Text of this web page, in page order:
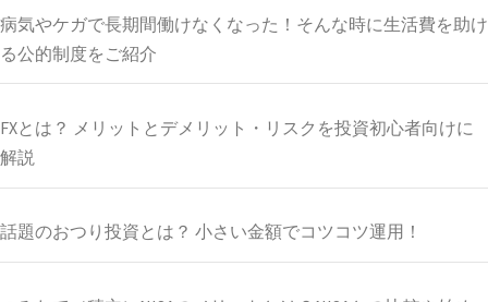
病気やケガで長期間働けなくなった！そんな時に生活費を助け
る公的制度をご紹介
FXとは？ メリットとデメリット・リスクを投資初心者向けに
解説
話題のおつり投資とは？ 小さい金額でコツコツ運用！